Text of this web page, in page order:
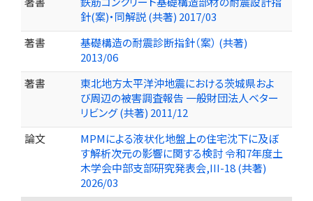
針(案)・同解説 (共著) 2017/03
著書
基礎構造の耐震診断指針（案） (共著)
2013/06
著書
東北地方太平洋沖地震における茨城県およ
び周辺の被害調査報告 一般財団法人ベター
リビング (共著) 2011/12
論文
MPMによる液状化地盤上の住宅沈下に及ぼ
す解析次元の影響に関する検討 令和7年度土
木学会中部支部研究発表会,III-18 (共著)
2026/03